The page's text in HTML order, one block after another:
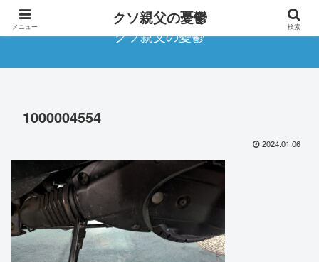
クソ親父の憂鬱
1000004554
2024.01.06
メニュー クソ親父の憂鬱 検索